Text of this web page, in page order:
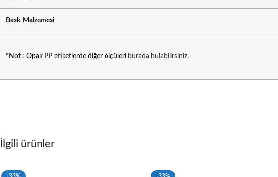
Baskı Malzemesi
*Not : Opak PP etiketlerde diğer ölçüleri burada bulabilirsiniz.
İlgili ürünler